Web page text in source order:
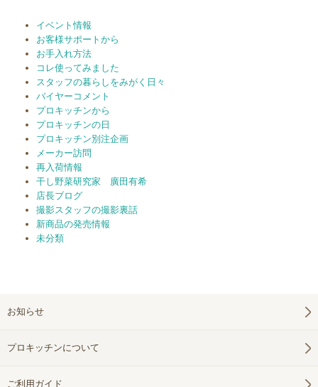
イベント情報
お客様サポートから
お手入れ方法
コレ使ってみました
スタッフの暮らしをみがく日々
バイヤーコメント
プロキッチンから
プロキッチンの日
プロキッチン別注企画
メーカー訪問
再入荷情報
干し野菜研究家 廣田有希
店長ブログ
撮影スタッフの撮影裏話
新商品の発売情報
未分類
お知らせ
プロキッチンについて
ご利用ガイド